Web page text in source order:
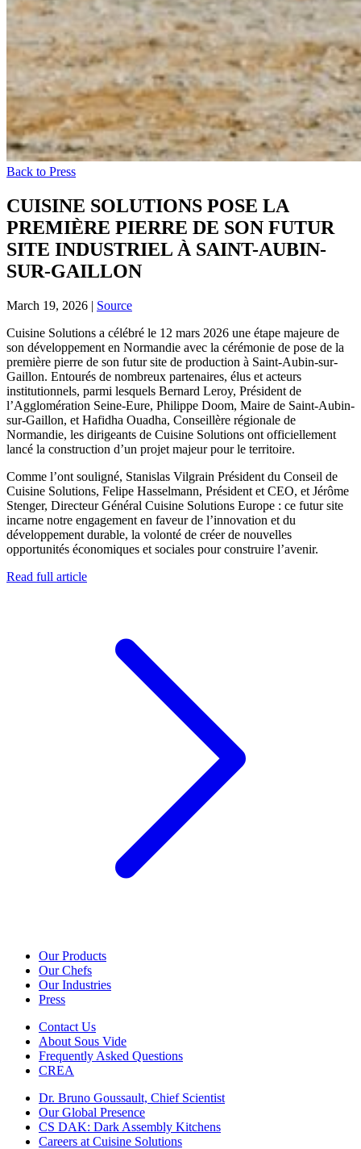
Back to Press
CUISINE SOLUTIONS POSE LA
PREMIÈRE PIERRE DE SON FUTUR
SITE INDUSTRIEL À SAINT-AUBIN-
SUR-GAILLON
March 19, 2026 | Source
Cuisine Solutions a célébré le 12 mars 2026 une étape majeure de
son développement en Normandie avec la cérémonie de pose de la
première pierre de son futur site de production à Saint-Aubin-sur-
Gaillon. Entourés de nombreux partenaires, élus et acteurs
institutionnels, parmi lesquels Bernard Leroy, Président de
l’Agglomération Seine-Eure, Philippe Doom, Maire de Saint-Aubin-
sur-Gaillon, et Hafidha Ouadha, Conseillère régionale de
Normandie, les dirigeants de Cuisine Solutions ont officiellement
lancé la construction d’un projet majeur pour le territoire.
Comme l’ont souligné, Stanislas Vilgrain Président du Conseil de
Cuisine Solutions, Felipe Hasselmann, Président et CEO, et Jérôme
Stenger, Directeur Général Cuisine Solutions Europe : ce futur site
incarne notre engagement en faveur de l’innovation et du
développement durable, la volonté de créer de nouvelles
opportunités économiques et sociales pour construire l’avenir.⁠
Read full article
Our Products
Our Chefs
Our Industries
Press
Contact Us
About Sous Vide
Frequently Asked Questions
CREA
Dr. Bruno Goussault, Chief Scientist
Our Global Presence
CS DAK: Dark Assembly Kitchens
Careers at Cuisine Solutions